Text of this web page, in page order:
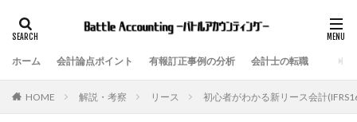
ホーム 会計論点ポイント 有報訂正事例の分析 会計士の転職
HOME 解説・考察 リース 初心者がわかる新リース会計